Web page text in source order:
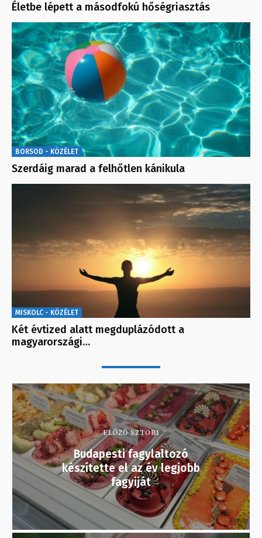
Életbe lépett a másodfokú hőségriasztás
BORSOD - KÖZÉLET
Szerdáig marad a felhőtlen kánikula
MISKOLC - KÖZÉLET
Két évtized alatt megduplázódott a
magyarországi…
ELŐZŐ SZTORI
Budapesti fagylaltozó
készítette el az év legjobb
fagyiját